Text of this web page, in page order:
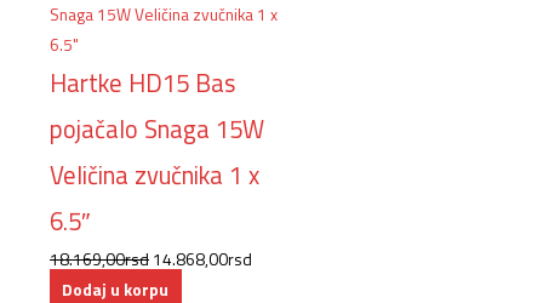
Hartke HD15 Bas
pojačalo Snaga 15W
Veličina zvučnika 1 x
6.5″
18.169,00rsd 14.868,00rsd
Dodaj u korpu